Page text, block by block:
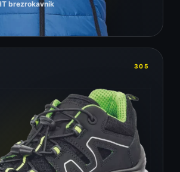
brezrokavnik
305